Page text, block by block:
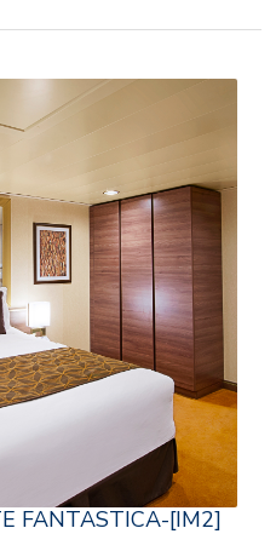
FANTASTICA-[IM2]